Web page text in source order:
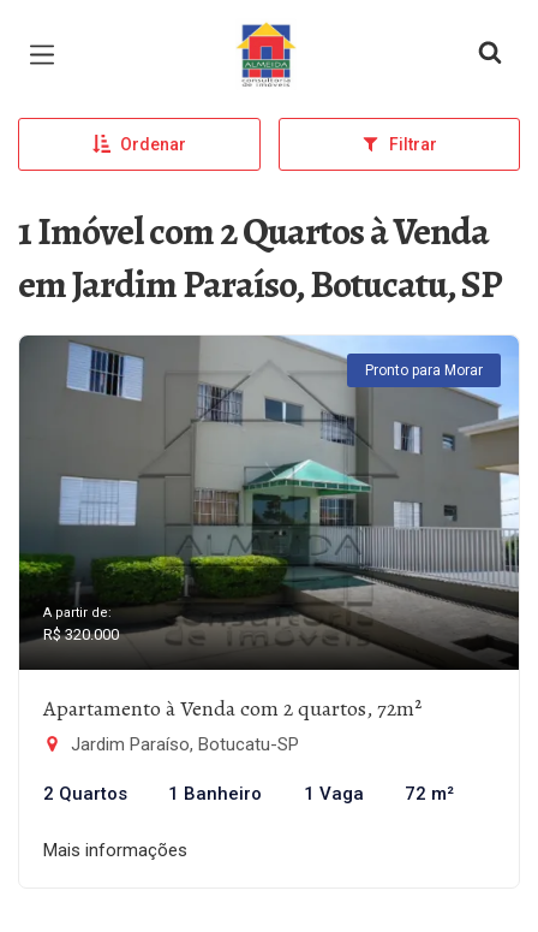
Página inicial
Ordenar Filtrar
1 Imóvel com 2 Quartos à Venda
em Jardim Paraíso, Botucatu, SP
Pronto para Morar
A partir de:
R$ 320.000
Apartamento à Venda com 2 quartos, 72m²
Jardim Paraíso, Botucatu-SP
2 Quartos 1 Banheiro 1 Vaga 72 m²
Mais informações